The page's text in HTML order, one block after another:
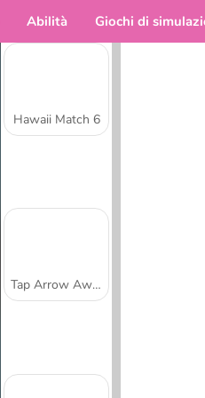
Abilità Giochi di
Hawaii Match 6
Tap Arrow Away